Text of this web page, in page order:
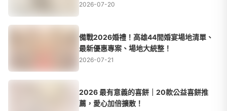
2026-07-20
備戰2026婚禮！高雄44間婚宴場地清單、
最新優惠專案、場地大統整！
2026-07-21
2026 最有意義的喜餅｜20款公益喜餅推
薦，愛心加倍擴散！